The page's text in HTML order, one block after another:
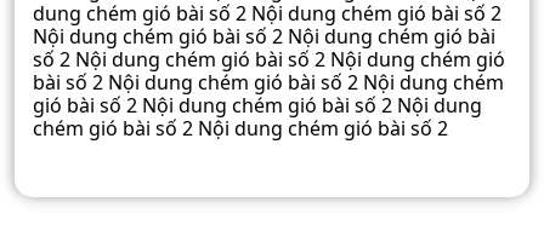
dung chém gió bài số 2 Nội dung chém gió bài số 2
Nội dung chém gió bài số 2 Nội dung chém gió bài
số 2 Nội dung chém gió bài số 2 Nội dung chém gió
bài số 2 Nội dung chém gió bài số 2 Nội dung chém
gió bài số 2 Nội dung chém gió bài số 2 Nội dung
chém gió bài số 2 Nội dung chém gió bài số 2